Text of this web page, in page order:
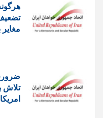
تلاش
امریکا